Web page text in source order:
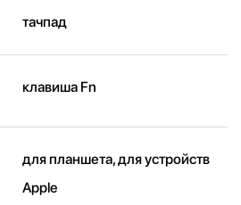
тачпад
клавиша Fn
для планшета, для устройств
Apple